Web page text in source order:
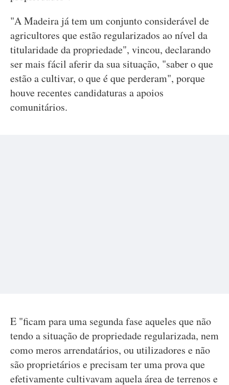
"A Madeira já tem um conjunto considerável de
agricultores que estão regularizados ao nível da
titularidade da propriedade", vincou, declarando
ser mais fácil aferir da sua situação, "saber o que
estão a cultivar, o que é que perderam", porque
houve recentes candidaturas a apoios
comunitários.
E "ficam para uma segunda fase aqueles que não
tendo a situação de propriedade regularizada, nem
como meros arrendatários, ou utilizadores e não
são proprietários e precisam ter uma prova que
efetivamente cultivavam aquela área de terrenos e